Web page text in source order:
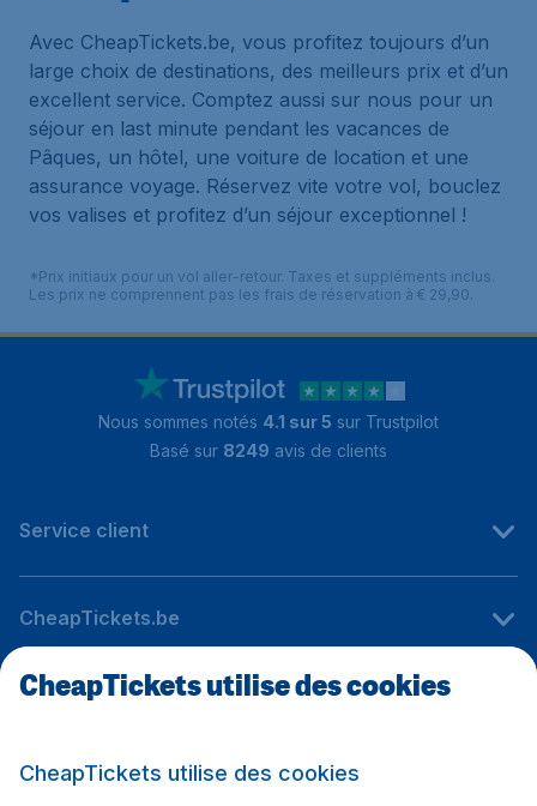
Avec CheapTickets.be, vous profitez toujours d’un
large choix de destinations, des meilleurs prix et d’un
excellent service. Comptez aussi sur nous pour un
séjour en last minute pendant les vacances de
Pâques, un hôtel, une voiture de location et une
assurance voyage. Réservez vite votre vol, bouclez
vos valises et profitez d’un séjour exceptionnel !
*Prix initiaux pour un vol aller-retour. Taxes et suppléments inclus.
Les prix ne comprennent pas les frais de réservation à € 29,90.
Nous sommes notés 4.1 sur 5 sur Trustpilot
Basé sur 8249 avis de clients
Service client
CheapTickets.be
Sites internationaux
Suivez CheapTickets.be
CheapTickets utilise des cookies
CheapTickets utilise des cookies